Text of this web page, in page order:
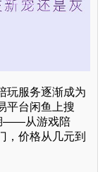
玩服务逐渐成为
平台闲鱼上搜
——从游戏陪
，价格从几元到